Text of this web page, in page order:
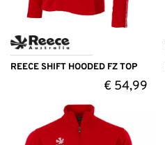
REECE SHIFT HOODED FZ TOP
€54,99